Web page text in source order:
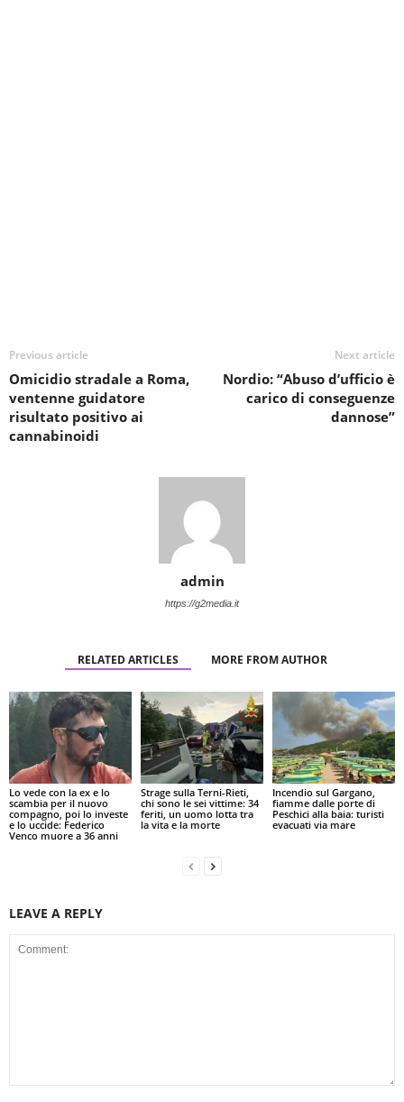
Previous article
Omicidio stradale a Roma,
ventenne guidatore
risultato positivo ai
cannabinoidi
Next article
Nordio: “Abuso d’ufficio è
carico di conseguenze
dannose”
admin
https://g2media.it
RELATED ARTICLES MORE FROM AUTHOR
Lo vede con la ex e lo
scambia per il nuovo
compagno, poi lo investe
e lo uccide: Federico
Venco muore a 36 anni
Strage sulla Terni-Rieti,
chi sono le sei vittime: 34
feriti, un uomo lotta tra
la vita e la morte
Incendio sul Gargano,
fiamme dalle porte di
Peschici alla baia: turisti
evacuati via mare
LEAVE A REPLY